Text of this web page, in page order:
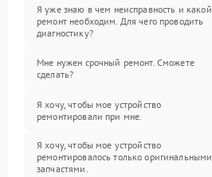
Я уже знаю в чем неисправность и какой
ремонт необходим. Для чего проводить
диагностику?
Мне нужен срочный ремонт. Сможете
сделать?
Я хочу, чтобы мое устройство
ремонтировали при мне.
Я хочу, чтобы мое устройство
ремонтировалось только оригинальными
запчастями.